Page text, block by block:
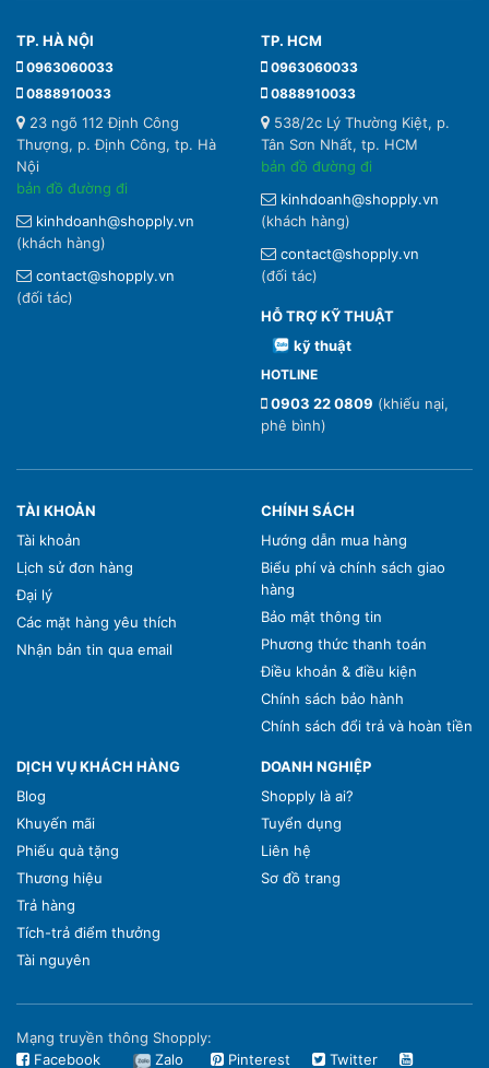
TP. HÀ NỘI
0963060033
0888910033
23 ngõ 112 Định Công
Thượng, p. Định Công, tp. Hà
Nội
bản đồ đường đi
kinhdoanh@shopply.vn
(khách hàng)
contact@shopply.vn
(đối tác)
TP. HCM
0963060033
0888910033
538/2c Lý Thường Kiệt, p.
Tân Sơn Nhất, tp. HCM
bản đồ đường đi
kinhdoanh@shopply.vn
(khách hàng)
contact@shopply.vn
(đối tác)
HỖ TRỢ KỸ THUẬT
kỹ thuật
HOTLINE
0903 22 0809 (khiếu nại,
phê bình)
TÀI KHOẢN
Tài khoản
Lịch sử đơn hàng
Đại lý
Các mặt hàng yêu thích
Nhận bản tin qua email
CHÍNH SÁCH
Hướng dẫn mua hàng
Biểu phí và chính sách giao
hàng
Bảo mật thông tin
Phương thức thanh toán
Điều khoản & điều kiện
Chính sách bảo hành
Chính sách đổi trả và hoàn tiền
DỊCH VỤ KHÁCH HÀNG
Blog
Khuyến mãi
Phiếu quà tặng
Thương hiệu
Trả hàng
Tích-trả điểm thưởng
Tài nguyên
DOANH NGHIỆP
Shopply là ai?
Tuyển dụng
Liên hệ
Sơ đồ trang
Mạng truyền thông Shopply:
Facebook
Zalo Pinterest Twitter